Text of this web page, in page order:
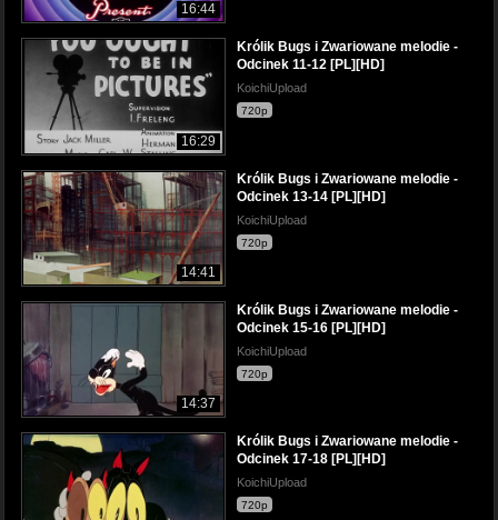
16:44
16:29
Królik Bugs i Zwariowane melodie -
Odcinek 11-12 [PL][HD]
KoichiUpload
720p
14:41
Królik Bugs i Zwariowane melodie -
Odcinek 13-14 [PL][HD]
KoichiUpload
720p
14:37
Królik Bugs i Zwariowane melodie -
Odcinek 15-16 [PL][HD]
KoichiUpload
720p
Królik Bugs i Zwariowane melodie -
Odcinek 17-18 [PL][HD]
KoichiUpload
720p